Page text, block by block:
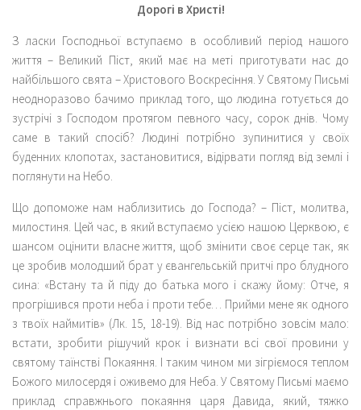
Дорогі в Христі!
З ласки Господньої вступаємо в особливий період нашого
життя – Великий Піст, який має на меті приготувати нас до
найбільшого свята – Христового Воскресіння. У Святому Письмі
неодноразово бачимо приклад того, що людина готується до
зустрічі з Господом протягом певного часу, сорок днів. Чому
саме в такий спосіб? Людині потрібно зупинитися у своїх
буденних клопотах, застановитися, відірвати погляд від землі і
поглянути на Небо.
Що допоможе нам наблизитись до Господа? – Піст, молитва,
милостиня. Цей час, в який вступаємо усією нашою Церквою, є
шансом оцінити власне життя, щоб змінити своє серце так, як
це зробив молодший брат у євангельській притчі про блудного
сина: «Встану та й піду до батька мого і скажу йому: Отче, я
прогрішився проти неба і проти тебе… Прийми мене як одного
з твоїх наймитів» (Лк. 15, 18-19). Від нас потрібно зовсім мало:
встати, зробити рішучий крок і визнати всі свої провини у
святому таїнстві Покаяння. І таким чином ми зігріємося теплом
Божого милосердя і оживемо для Неба. У Святому Письмі маємо
приклад справжнього покаяння царя Давида, який, тяжко